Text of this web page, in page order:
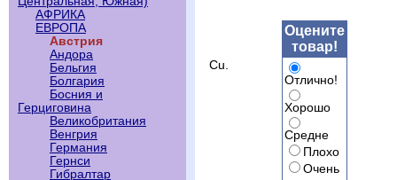
АФРИКА
ЕВРОПА
Австрия
Андора
Бельгия
Болгария
Босния и
Герциговина
Великобритания
Венгрия
Германия
Гернси
Гибралтар
Cu.
Оцените
товар!
Отлично!
Хорошо
Средне
Плохо
Очень